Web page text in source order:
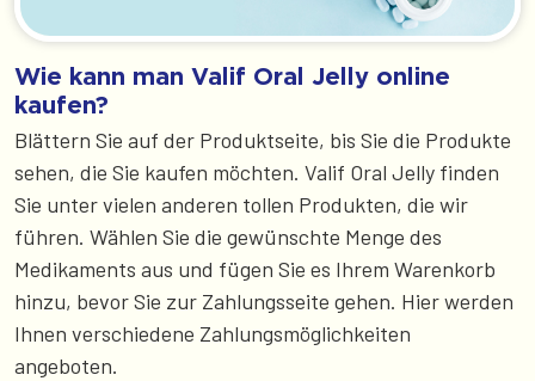
Wie kann man Valif Oral Jelly online
kaufen?
Blättern Sie auf der Produktseite, bis Sie die Produkte
sehen, die Sie kaufen möchten. Valif Oral Jelly finden
Sie unter vielen anderen tollen Produkten, die wir
führen. Wählen Sie die gewünschte Menge des
Medikaments aus und fügen Sie es Ihrem Warenkorb
hinzu, bevor Sie zur Zahlungsseite gehen. Hier werden
Ihnen verschiedene Zahlungsmöglichkeiten
angeboten.